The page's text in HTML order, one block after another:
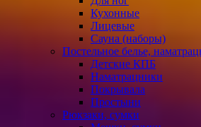
Кухонные
Лицевые
Сауна (наборы)
Постельное белье,
Детские КПБ
Наматрацники
Покрывала
Простыни
Рюкзаки, сумки